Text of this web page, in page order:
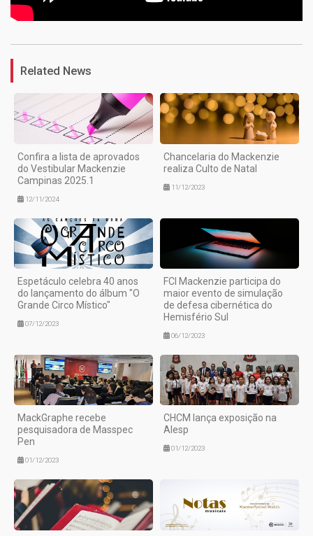
1
Related News
Confira a lista de aprovados
do Vestibular Mackenzie
Campinas 2025.1
12/11/2024
Chancelaria do Mackenzie
realiza Culto de Natal
11/12/2023
Espetáculo celebra 40 anos
do lançamento do álbum "O
Grande Circo Místico"
07/12/2023
FCI Mackenzie participa do
maior evento de simulação
de defesa cibernética do
Hemisfério Sul
06/12/2023
MackGraphe recebe
pesquisadora de Masspec
Pen
01/12/2023
CHCM lança exposição na
Alesp
01/12/2023